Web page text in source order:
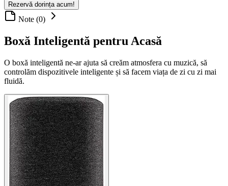
Rezervă dorința acum!
Note (0)
Boxă Inteligentă pentru Acasă
O boxă inteligentă ne-ar ajuta să creăm atmosfera cu muzică, să
controlăm dispozitivele inteligente și să facem viața de zi cu zi mai
fluidă.